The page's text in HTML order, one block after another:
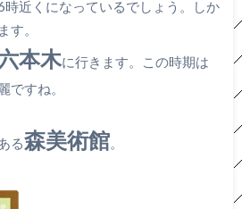
近くになっているでしょう。しか
す。
本木に行きます。この時期は
ですね。
る森美術館。